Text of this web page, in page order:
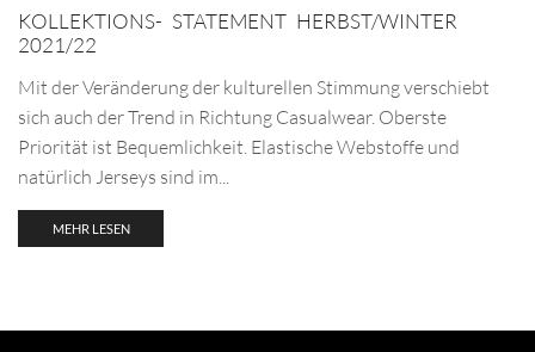
KOLLEKTIONS- STATEMENT HERBST/WINTER
2021/22
Mit der Veränderung der kulturellen Stimmung verschiebt
sich auch der Trend in Richtung Casualwear. Oberste
Priorität ist Bequemlichkeit. Elastische Webstoffe und
natürlich Jerseys sind im...
MEHR LESEN